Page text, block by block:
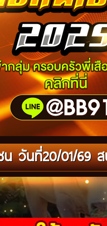
วันที่20/01/69 ส